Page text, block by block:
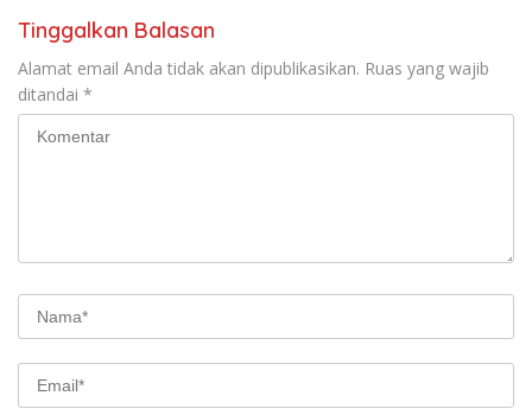
Tinggalkan Balasan
Alamat email Anda tidak akan dipublikasikan. Ruas yang wajib
ditandai *